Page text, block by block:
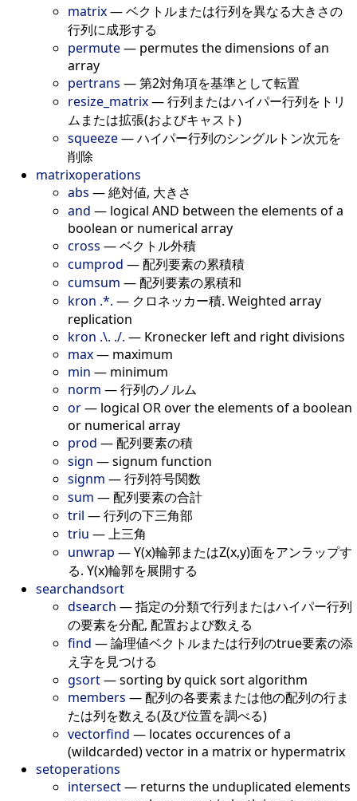
matrix—ベクトルまたは行列を異なる大きさの
行列に成形する
permute— permutes the dimensions of an
array
pertrans —第2対角項を基準として転置
resize_matrix—行列またはハイパー行列をトリ
ムまたは拡張(およびキャスト)
squeeze—ハイパー行列のシングルトン次元を
削除
matrixoperations
abs —絶対値, 大きさ
and — logical AND between the elements of a
boolean or numerical array
cross —ベクトル外積
cumprod —配列要素の累積積
cumsum —配列要素の累積和
kron .*. — クロネッカー積. Weighted array
replication
kron .\. ./. — Kronecker left and right divisions
max— maximum
min — minimum
norm —行列のノルム
or— logical OR over the elements of a boolean
or numerical array
prod —配列要素の積
sign —signum function
signm —行列符号関数
sum —配列要素の合計
tril —行列の下三角部
triu —上三角
unwrap —Y(x)輪郭またはZ(x,y)面をアンラップす
る. Y(x)輪郭を展開する
searchandsort
dsearch —指定の分類で行列またはハイパー行列
の要素を分配, 配置および数える
find —論理値ベクトルまたは行列のtrue要素の添
え字を見つける
gsort—sorting by quick sort algorithm
members —配列の各要素または他の配列の行ま
たは列を数える(及び位置を調べる)
vectorfind — locates occurences of a
(wildcarded) vector in a matrix or hypermatrix
setoperations
intersect— returns the unduplicated elements